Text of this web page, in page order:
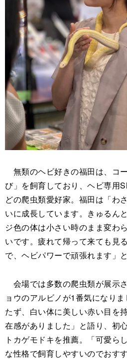
無類のヘビ好きの福田は、コ
び」を飼育しており、ヘビ専用
どの爬虫類愛好家。福田は「わ
いに成長しています。きゅるん
ジ色の体は小さい時のまま変わ
いです。疲れて帰って来ても見
で、ヘビパワーで頑張れます」
会場では多数の爬虫類が展示
ョウのアルビノが1番気になり
たず、白い体に美しい赤い目を
在感がありました」と語り、初
トカゲモドキを推薦。「可愛ら
な性格で飼育しやすいのでおす